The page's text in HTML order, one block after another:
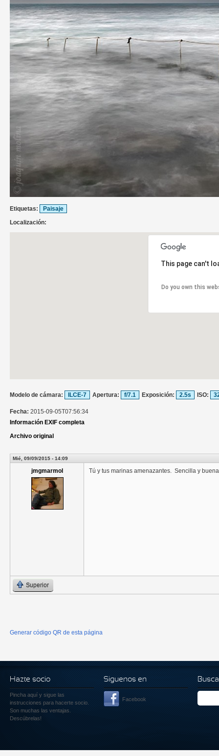
Etiquetas:
Paisaje
Localización:
This page can't
Do you own this
Modelo de cámara: ILCE-7 Apertura: f/7.1 Exposición: 2.5s ISO:
Fecha: 2015-09-05T07:56:34
Información EXIF completa
Archivo original
Mié, 09/09/2015 - 14:09
jmgmarmol Tú y tus marinas amenazantes. Sencilla y
Superior
Generar código QR de esta página
Hazte socio
Pincha aquí y sigue las
instrucciones para hacerte socio.
Son muchas las ventajas.
Descúbrelas!
Siguenos en
Facebook